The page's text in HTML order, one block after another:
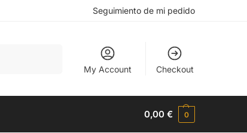
Seguimiento de mi pedido
My Account Checkout
0,00€ 0